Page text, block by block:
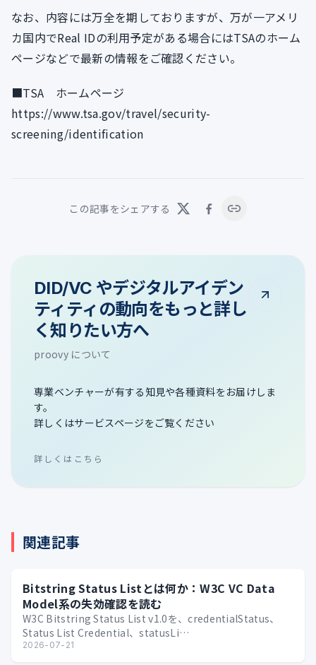
なお、内容には万全を期しておりますが、万が一アメリ
カ国内でReal IDの利用予定がある場合にはTSAのホーム
ページなどで最新の情報をご確認ください。
■TSA ホームページ
https://www.tsa.gov/travel/security-
screening/identification
この記事をシェアする
DID/VC やデジタルアイデン
ティティの動向をもっと詳し
く知りたい方へ
proovy について
専業ベンチャーが有する知見や各種資料をお届けしま
す。
詳しくはサービスページをご覧ください
詳しくはこちら
関連記事
Bitstring Status Listとは何か：W3C VC Data
Model系の失効確認を読む
W3C Bitstring Status List v1.0を、credentialStatus、
Status List Credential、statusLi…
2026-07-21